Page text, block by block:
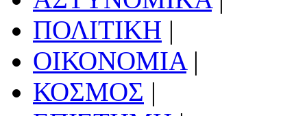
ΠΟΛΙΤΙΚΗ |
ΟΙΚΟΝΟΜΙΑ|
ΚΟΣΜΟΣ |